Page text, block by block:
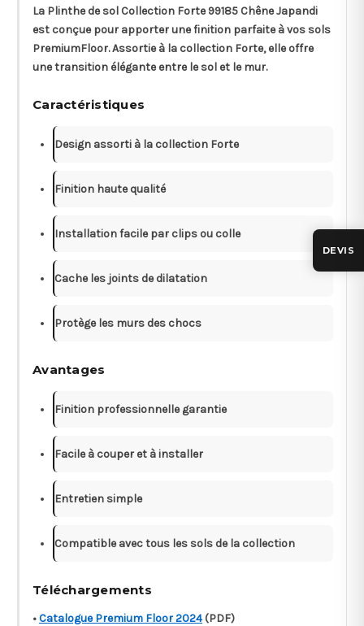
La Plinthe de sol Collection Forte 99185 Chêne Japandi
est conçue pour apporter une finition parfaite à vos sols
PremiumFloor. Assortie à la collection Forte, elle offre
une transition élégante entre le sol et le mur.
Caractéristiques
Design assorti à la collection Forte
Finition haute qualité
Installation facile par clips ou colle
Cache les joints de dilatation
Protège les murs des chocs
Avantages
Finition professionnelle garantie
Facile à couper et à installer
Entretien simple
Compatible avec tous les sols de la collection
Téléchargements
•Catalogue Premium Floor 2024 (PDF)
DEVIS